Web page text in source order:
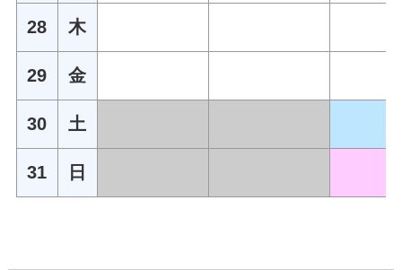
28 木
29 金
30 土
31 日